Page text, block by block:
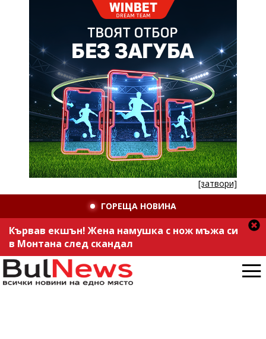
[затвори]
ГОРЕЩА НОВИНА
Кървав екшън! Жена намушка с нож мъжа си
в Монтана след скандал